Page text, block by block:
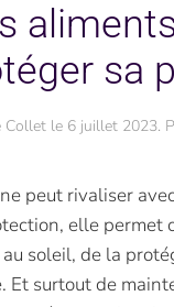
sa
Collet le 6 juillet 2023.
peut rivaliser
elle permet
soleil, de la
Et surtout de